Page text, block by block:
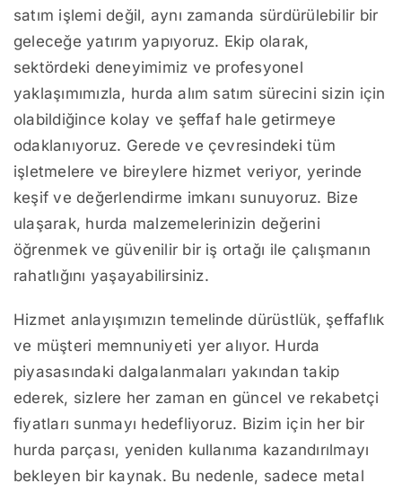
satım işlemi değil, aynı zamanda sürdürülebilir bir
geleceğe yatırım yapıyoruz. Ekip olarak,
sektördeki deneyimimiz ve profesyonel
yaklaşımımızla, hurda alım satım sürecini sizin için
olabildiğince kolay ve şeffaf hale getirmeye
odaklanıyoruz. Gerede ve çevresindeki tüm
işletmelere ve bireylere hizmet veriyor, yerinde
keşif ve değerlendirme imkanı sunuyoruz. Bize
ulaşarak, hurda malzemelerinizin değerini
öğrenmek ve güvenilir bir iş ortağı ile çalışmanın
rahatlığını yaşayabilirsiniz.
Hizmet anlayışımızın temelinde dürüstlük, şeffaflık
ve müşteri memnuniyeti yer alıyor. Hurda
piyasasındaki dalgalanmaları yakından takip
ederek, sizlere her zaman en güncel ve rekabetçi
fiyatları sunmayı hedefliyoruz. Bizim için her bir
hurda parçası, yeniden kullanıma kazandırılmayı
bekleyen bir kaynak. Bu nedenle, sadece metal